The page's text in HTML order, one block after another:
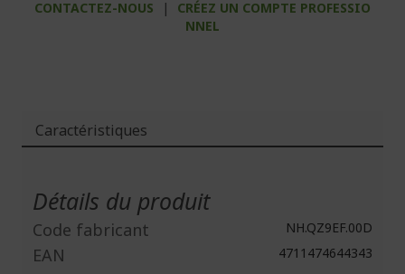
CONTACTEZ-NOUS |
CRÉEZ UN COMPTE PROFESSIO
NNEL
Caractéristiques
Détails du produit
Code fabricant NH.QZ9EF.00D
EAN 4711474644343